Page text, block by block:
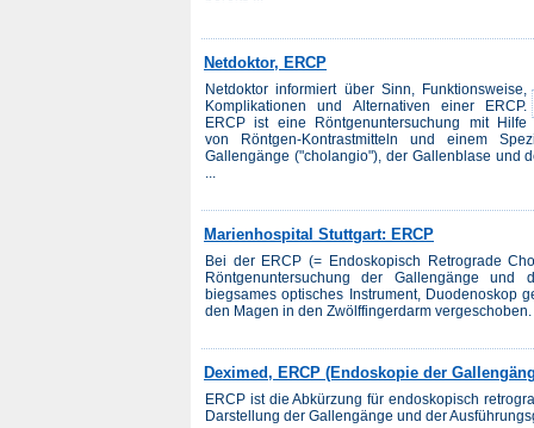
Netdoktor, ERCP
Netdoktor informiert über Sinn, Funktionsweise,
Komplikationen und Alternativen einer ERCP.
ERCP ist eine Röntgenuntersuchung mit Hilfe
von Röntgen-Kontrastmitteln und einem
Gallengänge ("cholangio"), der Gallenblase und
Marienhospital Stuttgart: ERCP
Bei der ERCP (= Endoskopisch Retrograde
Röntgenuntersuchung der Gallengänge und
biegsames optisches Instrument, Duodenoskop
den Magen in den Zwölffingerdarm
Deximed, ERCP (Endoskopie der
ERCP ist die Abkürzung für endoskopisch
Darstellung der Gallengänge und der